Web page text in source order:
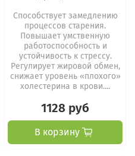
Способствует замедлению
процессов старения.
Повышает умственную
работоспособность и
устойчивость к стрессу.
Регулирует жировой обмен,
снижает уровень «плохого»
холестерина в крови....
1128 руб
В корзину